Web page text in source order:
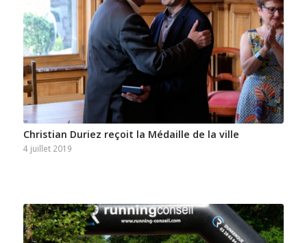
Christian Duriez reçoit la Médaille de la ville
4 juillet 2019